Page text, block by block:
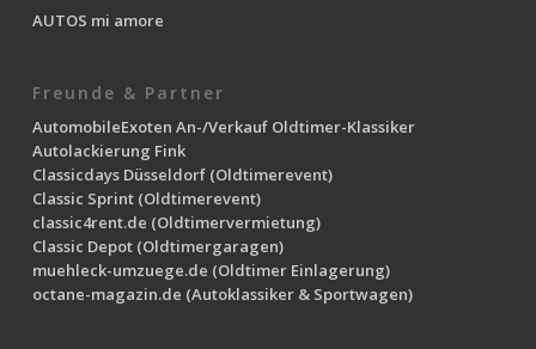
AUTOS mi amore
Freunde & Partner
AutomobileExoten An-/Verkauf Oldtimer-Klassiker
Autolackierung Fink
Classicdays Düsseldorf(Oldtimerevent)
Classic Sprint(Oldtimerevent)
classic4rent.de (Oldtimervermietung)
Classic Depot(Oldtimergaragen)
muehleck-umzuege.de (Oldtimer Einlagerung)
octane-magazin.de (Autoklassiker & Sportwagen)